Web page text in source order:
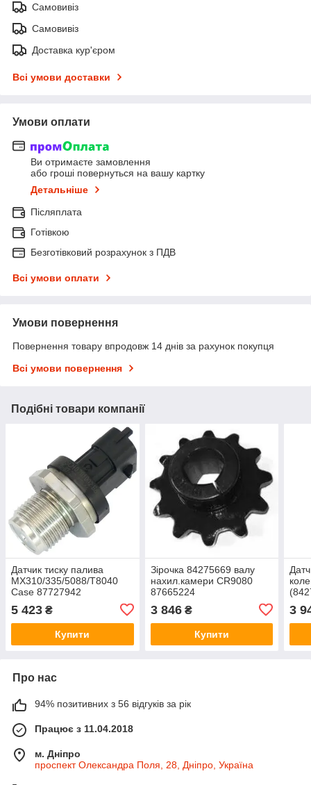
Самовивіз
Самовивіз
Доставка кур'єром
Всі умови доставки
Умови оплати
Ви отримаєте замовлення
або гроші повернуться на вашу картку
Детальніше
Післяплата
Готівкою
Безготівковий розрахунок з ПДВ
Всі умови оплати
Умови повернення
Повернення товару впродовж 14 днів за рахунок покупця
Всі умови повернення
Подібні товари компанії
Датчик тиску палива
MX310/335/5088/T8040
Case 87727942
5 423 ₴
Купити
Зірочка 84275669 валу
нахил.камери CR9080
87665224
3 846₴
Купити
50/
3
Про нас
94% позитивних з 56 відгуків за рік
Працює з 11.04.2018
м. Дніпро
проспект Олександра Поля, 28, Дніпро, Україна